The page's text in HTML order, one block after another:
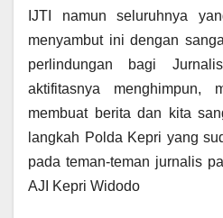
IJTI namun seluruhnya
menyambut ini dengan
perlindungan bagi
aktifitasnya menghimpun,
membuat berita dan kita
langkah Polda Kepri yang
pada teman-teman jurnalis
AJI Kepri Widodo